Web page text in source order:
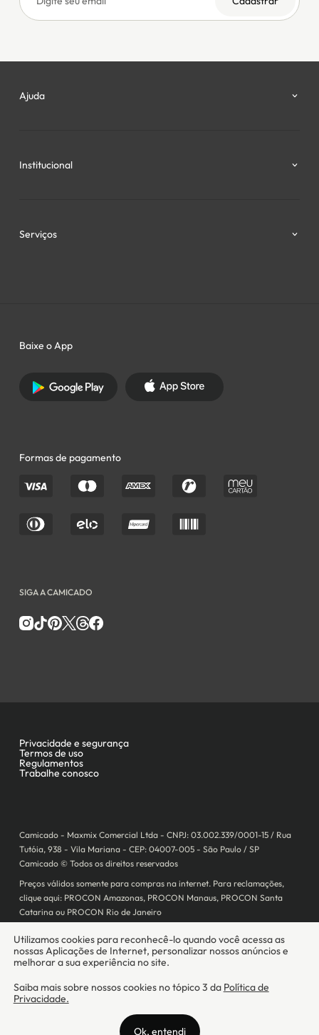
Camicado - Maxmix Comercial Ltda - CNPJ: 03.002.339/0001-15 / Rua
Tutóia, 938 - Vila Mariana - CEP: 04007-005 - São Paulo / SP
Camicado © Todos os direitos reservados
Preços válidos somente para compras na internet. Para reclamações,
clique aqui: PROCON Amazonas, PROCON Manaus, PROCON Santa
Catarina ou PROCON Rio de Janeiro
prestando os serviços de abertura de conta pós-paga (cartões de
crédito), conforme a regulação vigente.